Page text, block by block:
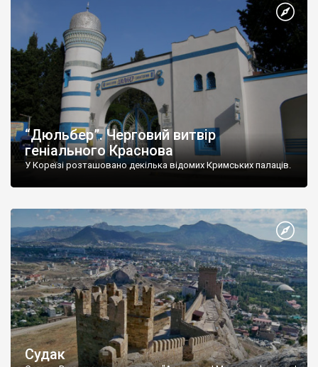
“Дюльбер”. Черговий витвір
геніального Краснова
У Кореїзі розташовано декілька відомих Кримських палаців.
Судак